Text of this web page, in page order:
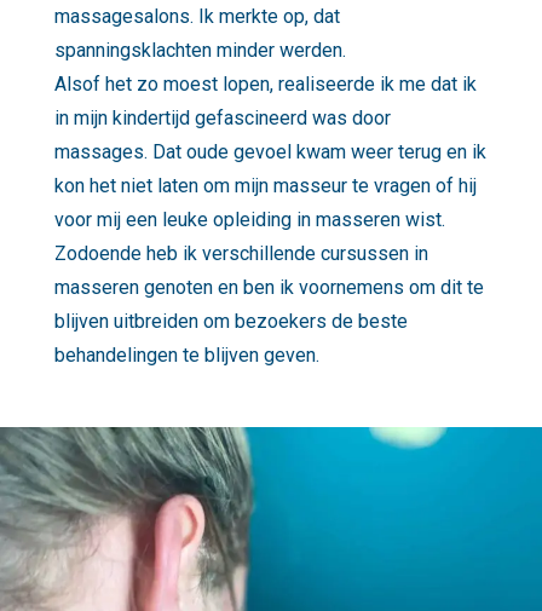
massagesalons. Ik merkte op, dat
spanningsklachten minder werden.
Alsof het zo moest lopen, realiseerde ik me dat ik
in mijn kindertijd gefascineerd was door
massages. Dat oude gevoel kwam weer terug en ik
kon het niet laten om mijn masseur te vragen of hij
voor mij een leuke opleiding in masseren wist.
Zodoende heb ik verschillende cursussen in
masseren genoten en ben ik voornemens om dit te
blijven uitbreiden om bezoekers de beste
behandelingen te blijven geven.